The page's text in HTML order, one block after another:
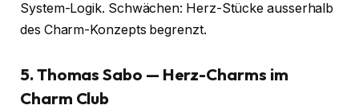
System-Logik. Schwächen: Herz-Stücke ausserhalb
des Charm-Konzepts begrenzt.
5. Thomas Sabo — Herz-Charms im
Charm Club